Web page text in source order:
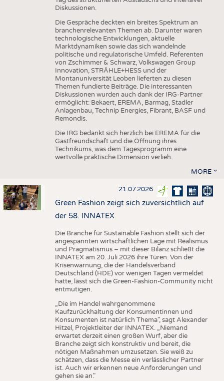
Diskussionen.
Die Gespräche deckten ein breites Spektrum an
branchenrelevanten Themen ab. Darunter waren
technologische Entwicklungen, aktuelle
Marktdynamiken sowie das sich wandelnde
politische und regulatorische Umfeld. Referenten
von Zschimmer & Schwarz, Volkswagen Group
Innovation, STRÄHLE+HESS und der
Montanuniversität Leoben lieferten zu diesen
Themen fundierte Beiträge. Die interessanten
Diskussionen wurden auch dank der IRG-Partner
ermöglicht: Bekaert, EREMA, Barmag, Stadler
Anlagenbau, Technip Energies, Fibrant, BASF und
Remondis.
Die IRG bedankt sich herzlich bei EREMA für die
Gastfreundschaft und die Öffnung ihres
Technikums, was dem Tagesprogramm eine
wertvolle praktische Dimension verlieh.
MORE
21.07.2026
Green Fashion zeigt sich zuversichtlich auf
der 58. INNATEX
Die Branche für Sustainable Fashion stellt sich der
angespannten wirtschaftlichen Lage mit Realismus
und Pragmatismus – mit dieser Bilanz schließt die
INNATEX am 20. Juli 2026 ihre Türen. Von der
Krisenwarnung, die der Handelsverband
Deutschland (HDE) vor wenigen Tagen vermeldet
hatte, lässt sich die Green-Fashion-Community nicht
entmutigen.
„Die im Handel wahrgenommene
Kaufzurückhaltung der Konsumentinnen und
Konsumenten ist natürlich Thema", sagt Alexander
Hitzel, Projektleiter der INNATEX. „Niemand
erwartet derzeit einen großen Wurf, aber die
Branche zeigt sich konstruktiv und bereit, die
nötigen Maßnahmen umzusetzen. Sie weiß zu
schätzen, dass die Messe ein verlässlicher Partner
ist. Auch wir erkennen neue Anforderungen und
gehen sie an."